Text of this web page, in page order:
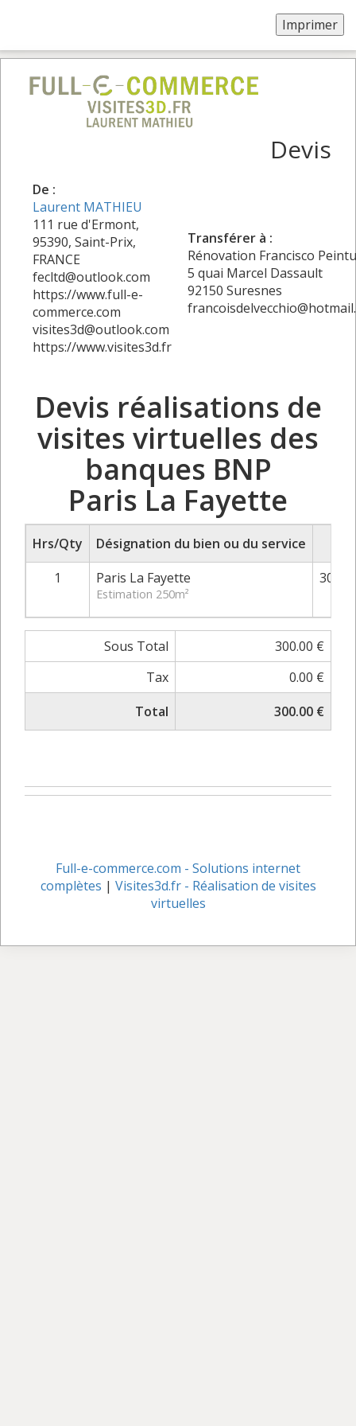
Devis
De :
Laurent MATHIEU
111 rue d'Ermont,
95390, Saint-Prix,
FRANCE
fecltd@outlook.com
https://www.full-e-
commerce.com
visites3d@outlook.com
https://www.visites3d.fr
Transférer à :
Rénovation Francisco
5 quai Marcel Dassault
92150 Suresnes
Devis réalisations de
visites virtuelles des
banques BNP
Paris La Fayette
Hrs/Qty Désignation du bien ou du service
1
Paris La Fayette
Estimation 250m²
Sous Total
300.00 €
Tax
0.00 €
Total
300.00 €
Full-e-commerce.com - Solutions internet
complètes | Visites3d.fr - Réalisation de visites
virtuelles